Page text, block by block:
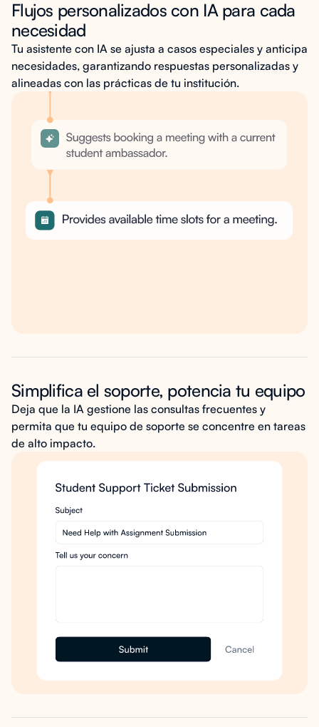
Flujos personalizados con IA para cada
necesidad
Tu asistente con IA se ajusta a casos especiales y anticipa
necesidades, garantizando respuestas personalizadas y
alineadas con las prácticas de tu institución.
Simplifica el soporte, potencia tu equipo
Deja que la IA gestione las consultas frecuentes y
permita que tu equipo de soporte se concentre en tareas
de alto impacto.